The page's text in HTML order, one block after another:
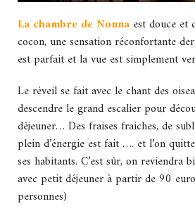
La chambre de Nonna est douce
cocon, une sensation réconfortante
est parfait et la vue est simplement
Le réveil se fait avec le chant des
descendre le grand escalier pour
déjeuner… Des fraises fraiches, de
plein d’énergie est fait …. et l’on
ses habitants. C’est sûr, on reviendra
avec petit déjeuner à partir de 90
personnes)